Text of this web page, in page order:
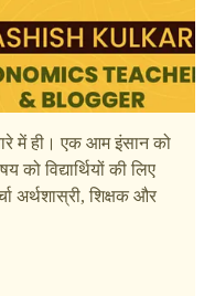
में ही। एक आम इंसान को
विद्यार्थियों की लिए
अर्थशास्री, शिक्षक और